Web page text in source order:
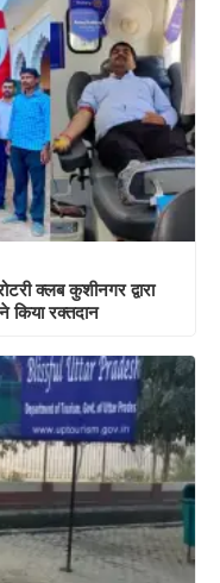
क्लब कुशीनगर द्वारा
किया रक्तदान